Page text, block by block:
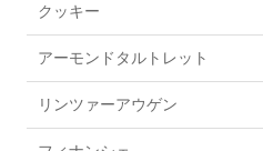
クッキー
アーモンドタルトレット
リンツァーアウゲン